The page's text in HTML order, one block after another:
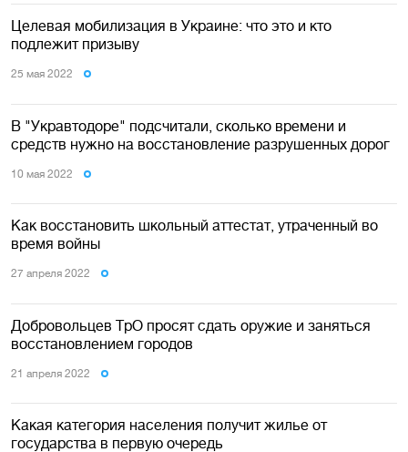
Целевая мобилизация в Украине: что это и кто
подлежит призыву
25 мая 2022
В "Укравтодоре" подсчитали, сколько времени и
средств нужно на восстановление разрушенных дорог
10 мая 2022
Как восстановить школьный аттестат, утраченный во
время войны
27 апреля 2022
Добровольцев ТрО просят сдать оружие и заняться
восстановлением городов
21 апреля 2022
Какая категория населения получит жилье от
государства в первую очередь